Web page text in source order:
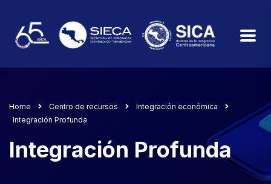
Home Centro de recursos
Integración económica
Integración Profunda
Integración Profunda